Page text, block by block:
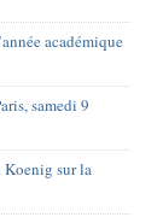
académique
samedi 9
Koenig sur la